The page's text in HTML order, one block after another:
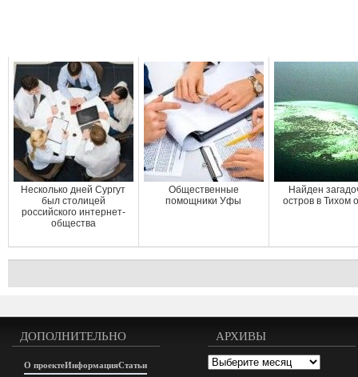
Несколько дней Сургут
был столицей
российского интернет-
общества
Общественные
помощники Уфы
Найден
остров в Тихом
ДОПОЛНИТЕЛЬНО
О проектеИнформацияСтатьи
АРХИВЫ
Архивы